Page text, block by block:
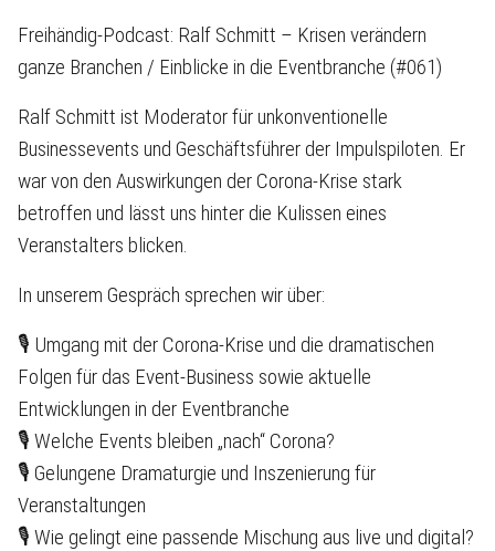
Freihändig-Podcast: Ralf Schmitt – Krisen verändern
ganze Branchen / Einblicke in die Eventbranche (#061)
Ralf Schmitt ist Moderator für unkonventionelle
Businessevents und Geschäftsführer der Impulspiloten. Er
war von den Auswirkungen der Corona-Krise stark
betroffen und lässt uns hinter die Kulissen eines
Veranstalters blicken.
In unserem Gespräch sprechen wir über:
🎙 Umgang mit der Corona-Krise und die dramatischen
Folgen für das Event-Business sowie aktuelle
Entwicklungen in der Eventbranche
🎙 Welche Events bleiben „nach“ Corona?
🎙 Gelungene Dramaturgie und Inszenierung für
Veranstaltungen
🎙 Wie gelingt eine passende Mischung aus live und digital?